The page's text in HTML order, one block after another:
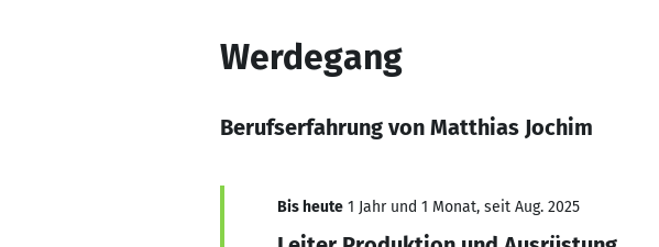
Werdegang
Berufserfahrung von Matthias Jochim
Bis heute 1 Jahr und 1 Monat, seit Aug. 2025